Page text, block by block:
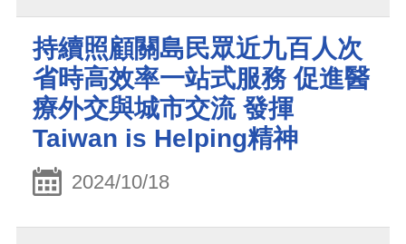
持續照顧關島民眾近九百人次
省時高效率一站式服務 促進醫
療外交與城市交流 發揮
Taiwan is Helping精神
2024/10/18